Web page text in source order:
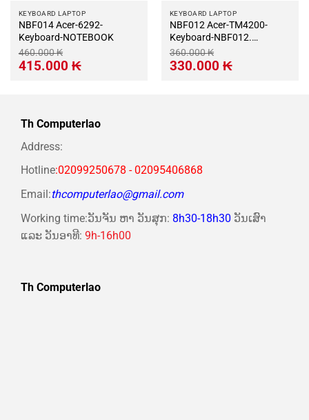
KEYBOARD LAPTOP
NBF014 Acer-6292-
Keyboard-NOTEBOOK
460.000₭
Giá
gốc
415.000 ₭Giá
hiện
KEYBOARD LAPTOP
NBF012 Acer-TM4200-
Keyboard-NBF012.
NOTEBOOK
360.000₭
Giá
gốc
330.000 ₭Giá
hiện
Th Computerlao
Address:
Hotline:02099250678 - 02095406868
Email:thcomputerlao@gmail.com
Working time:ວັນຈັນ ຫາ ວັນສຸກ: 8h30-18h30 ວັນເສົາ
ແລະ ວັນອາທີ: 9h-16h00
Th Computerlao